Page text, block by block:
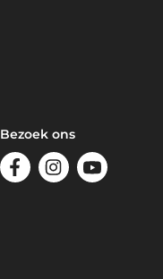
Bezoek ons